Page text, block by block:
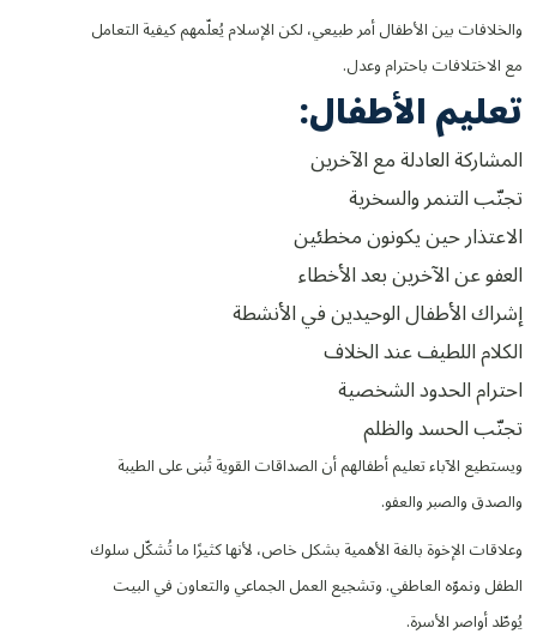
والخلافات بين الأطفال أمر طبيعي، لكن الإسلام يُعلّمهم كيفية التعامل
مع الاختلافات باحترام وعدل.
تعليم الأطفال:
المشاركة العادلة مع الآخرين
تجنّب التنمر والسخرية
الاعتذار حين يكونون مخطئين
العفو عن الآخرين بعد الأخطاء
إشراك الأطفال الوحيدين في الأنشطة
الكلام اللطيف عند الخلاف
احترام الحدود الشخصية
تجنّب الحسد والظلم
ويستطيع الآباء تعليم أطفالهم أن الصداقات القوية تُبنى على الطيبة
والصدق والصبر والعفو.
وعلاقات الإخوة بالغة الأهمية بشكل خاص، لأنها كثيرًا ما تُشكّل سلوك
الطفل ونموّه العاطفي. وتشجيع العمل الجماعي والتعاون في البيت
يُوطّد أواصر الأسرة.